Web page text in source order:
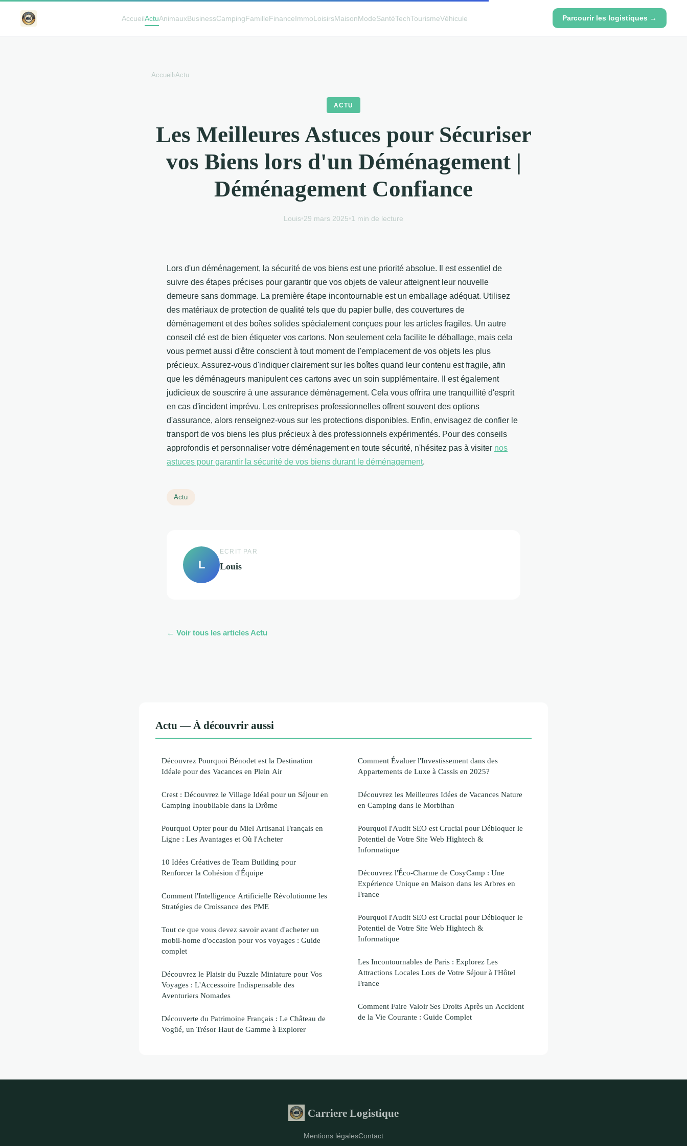
AccueilActuAnimauxBusinessCampingFamilleFinanceImmoLoisirsMaisonModeSantéTechTourismeVéhicule Parcourir les logistiques →
Accueil ›Actu
ACTU
Les Meilleures Astuces pour Sécuriser
vos Biens lors d'un Déménagement |
Déménagement Confiance
Louis•29 mars 2025•1 min de lecture
Lors d'un déménagement, la sécurité de vos biens est une priorité absolue. Il est essentiel de
suivre des étapes précises pour garantir que vos objets de valeur atteignent leur nouvelle
demeure sans dommage. La première étape incontournable est un emballage adéquat. Utilisez
des matériaux de protection de qualité tels que du papier bulle, des couvertures de
déménagement et des boîtes solides spécialement conçues pour les articles fragiles. Un autre
conseil clé est de bien étiqueter vos cartons. Non seulement cela facilite le déballage, mais cela
vous permet aussi d'être conscient à tout moment de l'emplacement de vos objets les plus
précieux. Assurez-vous d'indiquer clairement sur les boîtes quand leur contenu est fragile, afin
que les déménageurs manipulent ces cartons avec un soin supplémentaire. Il est également
judicieux de souscrire à une assurance déménagement. Cela vous offrira une tranquillité d'esprit
en cas d'incident imprévu. Les entreprises professionnelles offrent souvent des options
d'assurance, alors renseignez-vous sur les protections disponibles. Enfin, envisagez de confier le
transport de vos biens les plus précieux à des professionnels expérimentés. Pour des conseils
approfondis et personnaliser votre déménagement en toute sécurité, n'hésitez pas à visiter nos
astuces pour garantir la sécurité de vos biens durant le déménagement.
Actu
L
ECRIT PAR
Louis
← Voir tous les articles Actu
Actu — À découvrir aussi
Découvrez Pourquoi Bénodet est la Destination
Idéale pour des Vacances en Plein Air
Crest : Découvrez le Village Idéal pour un Séjour en
Camping Inoubliable dans la Drôme
Pourquoi Opter pour du Miel Artisanal Français en
Ligne : Les Avantages et Où l'Acheter
10 Idées Créatives de Team Building pour
Renforcer la Cohésion d'Équipe
Comment l'Intelligence Artificielle Révolutionne les
Stratégies de Croissance des PME
Tout ce que vous devez savoir avant d'acheter un
mobil-home d'occasion pour vos voyages : Guide
complet
Découvrez le Plaisir du Puzzle Miniature pour Vos
Voyages : L'Accessoire Indispensable des
Aventuriers Nomades
Découverte du Patrimoine Français : Le Château de
Vogüé, un Trésor Haut de Gamme à Explorer
Comment Évaluer l'Investissement dans des
Appartements de Luxe à Cassis en 2025?
Découvrez les Meilleures Idées de Vacances Nature
en Camping dans le Morbihan
Pourquoi l'Audit SEO est Crucial pour Débloquer le
Potentiel de Votre Site Web Hightech &
Informatique
Découvrez l'Éco-Charme de CosyCamp : Une
Expérience Unique en Maison dans les Arbres en
France
Pourquoi l'Audit SEO est Crucial pour Débloquer le
Potentiel de Votre Site Web Hightech &
Informatique
Les Incontournables de Paris : Explorez Les
Attractions Locales Lors de Votre Séjour à l'Hôtel
France
Comment Faire Valoir Ses Droits Après un Accident
de la Vie Courante : Guide Complet
Carriere Logistique
Mentions légalesContact